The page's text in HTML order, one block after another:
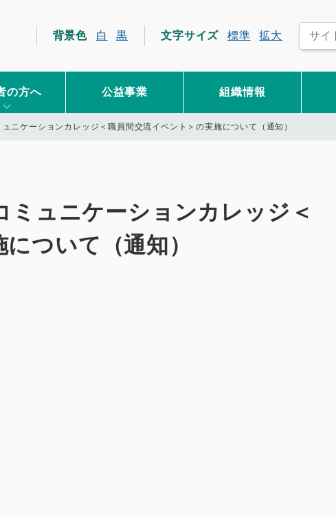
文字サイズ 標準 拡大
背景色 白 黒
の方へ 公益事業 組織情報
ケーションカレッジ＜職員間交流イベント＞の実施について（通知）
ュニケーションカレッジ＜
ついて（通知）